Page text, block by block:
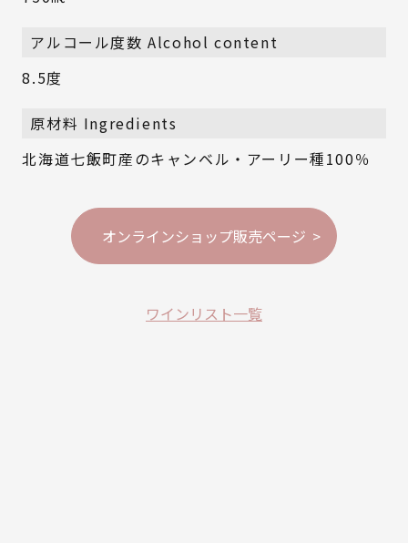
アルコール度数 Alcohol content
8.5度
原材料 Ingredients
北海道七飯町産のキャンベル・アーリー種100％
オンラインショップ販売ページ
ワインリスト一覧